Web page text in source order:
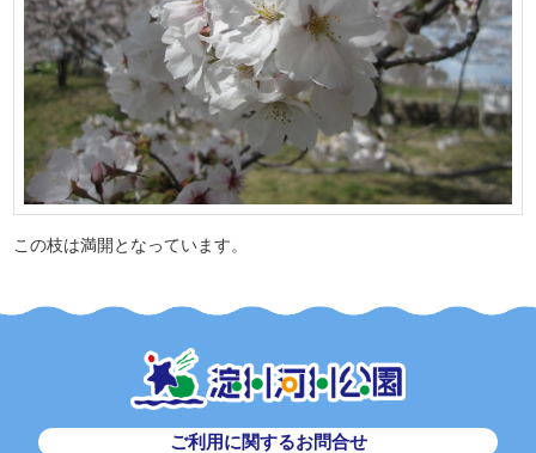
この枝は満開となっています。
ご利用に関するお問合せ